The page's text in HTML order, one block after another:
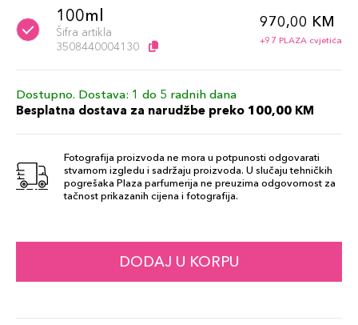
100ml
Šifra artikla
3508440004130
970,00 KM
+97 PLAZA cvjetića
Dostupno. Dostava: 1 do 5 radnih dana
Besplatna dostava za narudžbe preko 100,00 KM
Fotografija proizvoda ne mora u potpunosti odgovarati
stvarnom izgledu i sadržaju proizvoda. U slučaju tehničkih
pogrešaka Plaza parfumerija ne preuzima odgovornost za
tačnost prikazanih cijena i fotografija.
DODAJ U KORPU